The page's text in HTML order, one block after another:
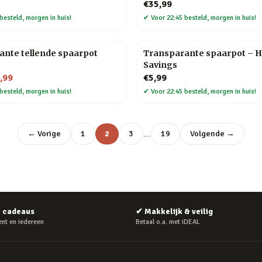
morgen in huis!
€35,99
✔ Voor 22:45 besteld, morgen in huis!
tellende spaarpot
morgen in huis!
Transparante spaarpot –
Savings
€5,99
✔ Voor 22:45 besteld, morgen in huis!
← Vorige 1 2 3 … 19 Volgende →
cadeaus
en iedereen
✔ Makkelijk & veilig
Betaal o.a. met iDEAL